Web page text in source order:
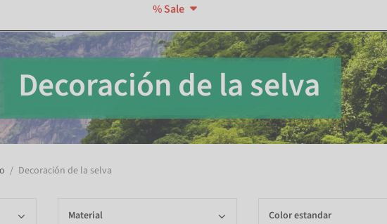
% Sale
Decoración de la selva
Decoración de la selva
Material Color estandar